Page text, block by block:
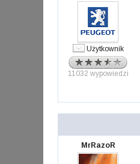
Użytkownik
11032 wypowiedzi
MrRazoR